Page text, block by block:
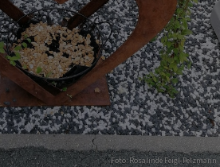
Foto: Rosalinde Feigl-Pelzmann